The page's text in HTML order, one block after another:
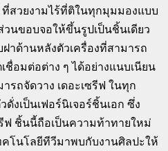
สวยงามไร้ที่ติในทุกมุมมองแบบ
นขอบจอให้ขึ้นรูปเป็นชิ้นเดียว
าด้านหลังตัวเครื่องที่สามารถ
ชื่อมต่อต่าง ๆ ได้อย่างแนบเนียน
รถจัดวาง เดอะเซรีฟ ในทุก
งเป็นเฟอร์นิเจอร์ชิ้นเอก ซึ่ง
ฟ ชิ้นนี้ถือเป็นความท้าทายใหม่
โนโลยีทีวีมาพบกับงานศิลปะให้